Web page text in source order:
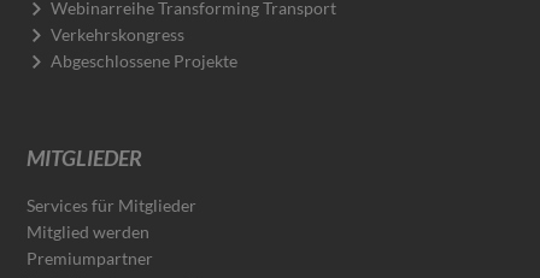
Webinarreihe Transforming Transport
Verkehrskongress
Abgeschlossene Projekte
MITGLIEDER
Services für Mitglieder
Mitglied werden
Premiumpartner